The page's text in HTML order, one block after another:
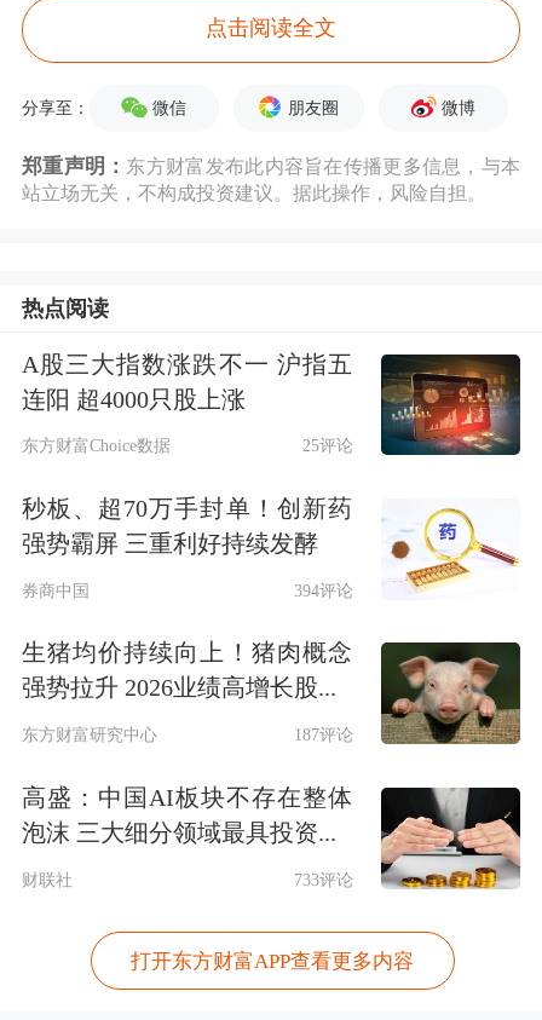
型账户2022年年化结算利率在
4.6%-5.6%之间。专属商业养老保险采
取“保证+浮动”的收益模式，与2021年
的结算利率相比，多款产品2022年下调
利率大多在2.5%-3%，进取型账户的保
证利率大多在0%-1%。
具体来看，各人身险公司专属养老保险
产品去年的结算利率分别为：
险-卓越优选稳健回报型账户投资组合
5%，与2021年持平，积极进取型5.15%
(2021年5.50%)； 中国人寿
-国寿鑫享宝
A账户4.5%(2021年4.0%)，B账户
5.0%，与2021年持平；泰康人寿-臻享
百岁稳健型组合5.05%(2021年6.0%)，
进取型组合5.50%(2021年6.10%)；泰康
人寿-臻享百岁B款稳健型组合4.80%，
进取型组合5.0%；国民养老-共同富裕
稳健型投资组合5.15%，积极型投资组
点击阅读全文
分享至： 微信 朋友圈 微博
郑重声明： 东方财富发布此内容旨在传播更多信息，与本
站立场无关，不构成投资建议。据此操作，风险自担。
热点阅读
A股三大指数涨跌不一 沪指五
连阳 超4000只股上涨
东方财富Choice数据 25评论
秒板、超70万手封单！创新药
强势霸屏 三重利好持续发酵
券商中国 394评论
生猪均价持续向上！猪肉概念
强势拉升 2026业绩高增长股...
东方财富研究中心 187评论
高盛：中国AI板块不存在整体
泡沫 三大细分领域最具投资...
财联社 733评论
打开东方财富APP查看更多内容